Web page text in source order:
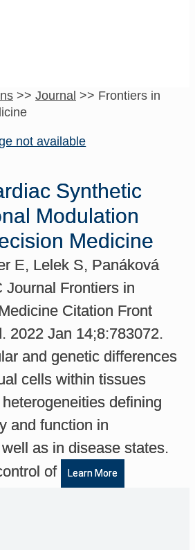
>> Journal >> Frontiers in
Synthetic
Modulation
Medicine
E, Lelek S, Panáková
Journal Frontiers in
Citation Front
2022 Jan 14;8:783072.
and genetic differences
cells within tissues
defining
and function in
as in disease states.
of
Learn More